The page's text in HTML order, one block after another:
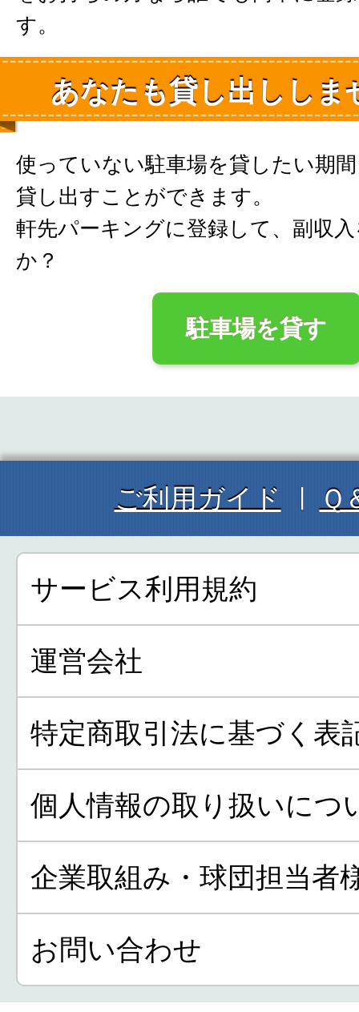
す。
あなたも貸し出ししま
使っていない駐車場を貸したい期
貸し出すことができます。
軒先パーキングに登録して、副収
か？
駐車場を貸す
ご利用ガイド Ｑ
サービス利用規約
運営会社
特定商取引法に基づく表
個人情報の取り扱いにつ
企業取組み・球団担当者
お問い合わせ